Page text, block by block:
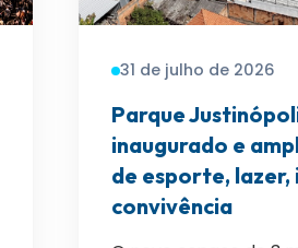
31 de julho de 2026
Parque
inaugurado e
de esporte, lazer,
convivência